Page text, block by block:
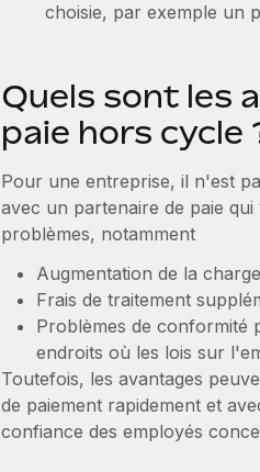
choisie, par exemple un
Quels sont les
paie hors cycle
Pour une entreprise, il n'est
avec un partenaire de paie
problèmes, notamment
Augmentation de la
Frais de traitement
Problèmes de conformité
endroits où les lois sur
Toutefois, les avantages
de paiement rapidement et
confiance des employés